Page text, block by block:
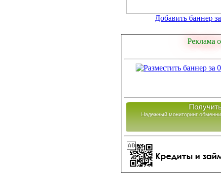
Добавить баннер
Реклама
Надежный мониторинг